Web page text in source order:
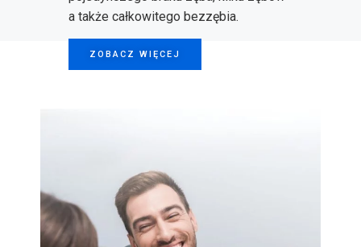
a także całkowitego bezzębia.
ZOBACZ WIĘCEJ